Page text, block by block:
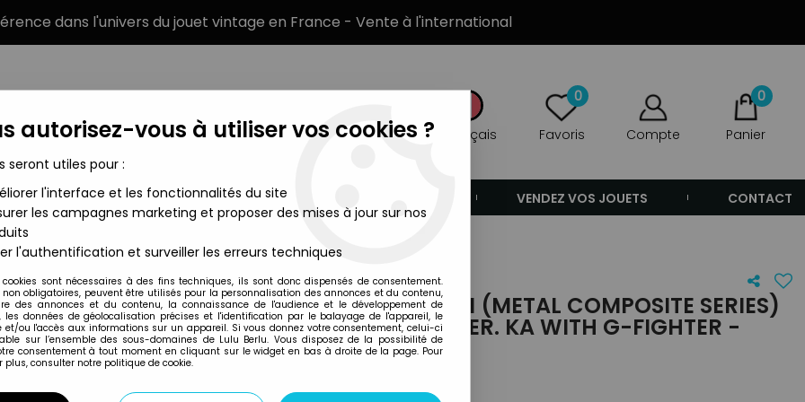
dans l'univers du jouet vintage en France - Vente à l'international
Français
0
Favoris Compte
0
Panier
MARQUES TYPE DE PRODUIT VENDEZ VOS JOUETS CONTACT
- G-3 Limited RX-78-3 Ver. Ka with G-Fighter - Bandai
Bandai
GUNDAM FIX FIGURATION (METAL COMPOSITE SERIES)
- G-3 LIMITED RX-78-3 VER. KA WITH G-FIGHTER -
BANDAI
autorisez-vous à utiliser vos cookies ?
seront utiles pour :
l'interface et les fonctionnalités du site
les campagnes marketing et proposer des mises à jour sur nos
l'authentification et surveiller les erreurs techniques
cookies sont nécessaires à des fins techniques, ils sont donc dispensés de consentement.
non obligatoires, peuvent être utilisés pour la personnalisation des annonces et du contenu,
des annonces et du contenu, la connaissance de l'audience et le développement de
les données de géolocalisation précises et l'identification par le balayage de l'appareil, le
et/ou l'accès aux informations sur un appareil. Si vous donnez votre consentement, celui-ci
sur l’ensemble des sous-domaines de Lulu Berlu. Vous disposez de la possibilité de
consentement à tout moment en cliquant sur le widget en bas à droite de la page. Pour
plus, consulter notre politique de cookie.